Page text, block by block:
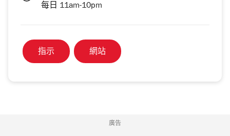
每日 11am-10pm
指示 網站
廣告